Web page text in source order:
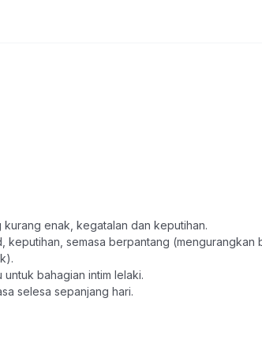
enak, kegatalan dan keputihan.
semasa berpantang (mengurangkan
bahagian intim lelaki.
selesa sepanjang hari.